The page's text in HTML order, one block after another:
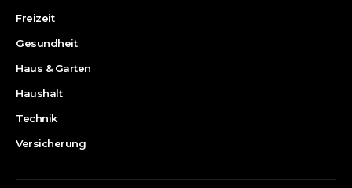
Freizeit
Gesundheit
Haus & Garten
Haushalt
Technik
Versicherung